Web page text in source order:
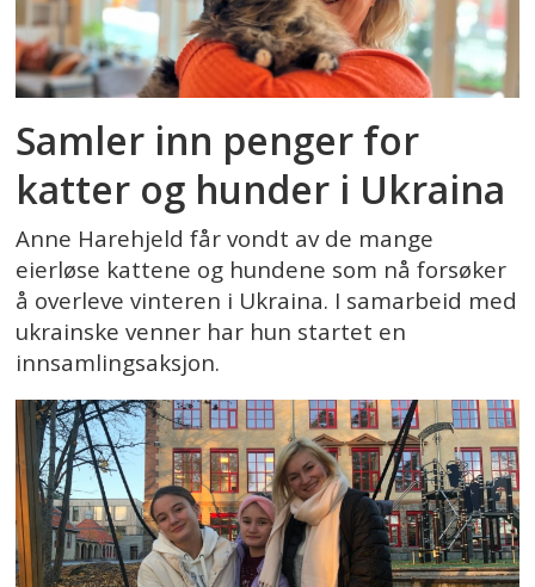
Samler inn penger for
katter og hunder i Ukraina
Anne Harehjeld får vondt av de mange
eierløse kattene og hundene som nå forsøker
å overleve vinteren i Ukraina. I samarbeid med
ukrainske venner har hun startet en
innsamlingsaksjon.